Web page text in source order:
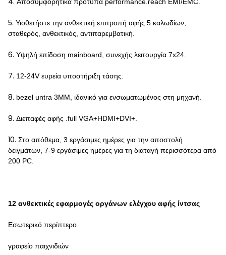
5. Υιοθετήστε την ανθεκτική επιτροπή αφής 5 καλωδίων,
σταθερός, ανθεκτικός, αντιπαρεμβατική.
6. Υψηλή επίδοση mainboard, συνεχής λειτουργία 7x24.
7. 12-24V ευρεία υποστήριξη τάσης.
8. bezel untra 3MM, ιδανικό για ενσωματωμένος στη μηχανή.
9. Διεπαφές αφής .full VGA+HDMI+DVI+.
10. Στο απόθεμα, 3 εργάσιμες ημέρες για την αποστολή
δειγμάτων, 7-9 εργάσιμες ημέρες για τη διαταγή περισσότερα από
200 PC.
12 ανθεκτικές εφαρμογές οργάνων ελέγχου αφής ίντσας
Εσωτερικό περίπτερο
γραφείο παιχνιδιών